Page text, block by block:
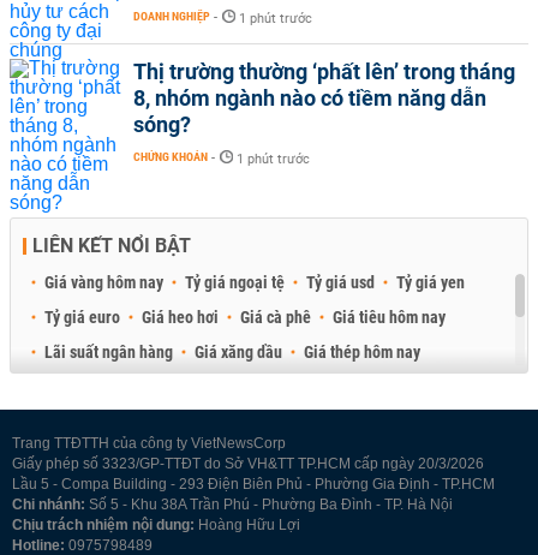
DOANH NGHIỆP - 1 phút trước
Thị trường thường ‘phất lên’ trong tháng
8, nhóm ngành nào có tiềm năng dẫn
sóng?
CHỨNG KHOÁN - 1 phút trước
LIÊN KẾT NỔI BẬT
Giá vàng hôm nay Tỷ giá ngoại tệ Tỷ giá usd
Tỷ giá yen
Tỷ giá euro
Giá heo hơi Giá cà phê
Giá tiêu hôm nay
Lãi suất ngân hàng
Giá xăng dầu
Giá thép hôm nay
Trang TTĐTTH của công ty VietNewsCorp
Giấy phép số 3323/GP-TTĐT do Sở VH&TT TP.HCM cấp ngày 20/3/2026
Lầu 5 - Compa Building - 293 Điện Biên Phủ - Phường Gia Định - TP.HCM
Chi nhánh: Số 5 - Khu 38A Trần Phú - Phường Ba Đình - TP. Hà Nội
Chịu trách nhiệm nội dung: Hoàng Hữu Lợi
Hotline: 0975798489